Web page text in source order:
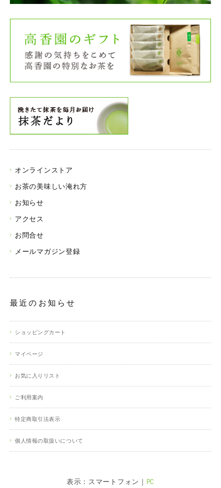
オンラインストア
お茶の美味しい淹れ方
お知らせ
アクセス
お問合せ
メールマガジン登録
最近のお知らせ
ショッピングカート
マイページ
お気に入りリスト
ご利用案内
特定商取引法表示
個人情報の取扱いについて
表示：スマートフォン｜ PC